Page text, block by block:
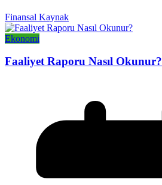
Finansal Kaynak
Ekonomi
Faaliyet Raporu Nasıl Okunur?